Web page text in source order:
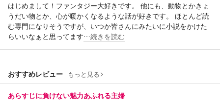
はじめまして！ファンタジー大好きです。 他にも、動物とかきょ
うだい物とか、心が暖かくなるような話が好きです。 ほとんど読
む専門になりそうですが、いつか皆さんにみたいに小説をかけた
らいいなぁと思ってます…続きを読む
おすすめレビュー もっと見る
あらすじに負けない魅力あふれる主婦